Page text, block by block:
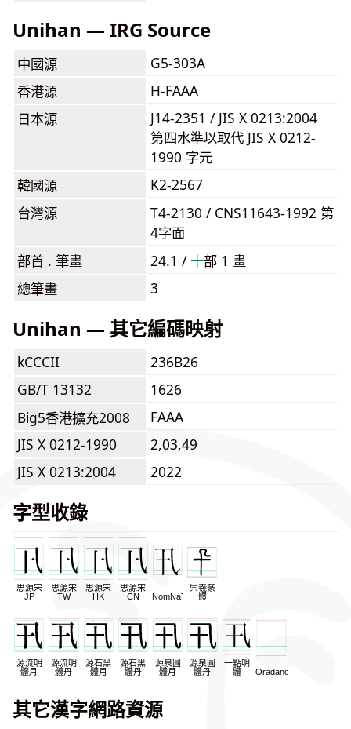
Unihan — IRG Source
中國源
G5-303A
香港源
H-FAAA
日本源
J14-2351 / JIS X 0213:2004
第四水準以取代 JIS X 0212-
1990 字元
韓國源
K2-2567
台灣源
T4-2130 / CNS11643-1992 第
4字面
部首 . 筆畫
24.1 / ⼗部 1 畫
總筆畫
3
Unihan — 其它編碼映射
kCCCII
236B26
GB/T 13132
1626
Big5香港擴充2008
FAAA
JIS X 0212-1990
2,03,49
JIS X 0213:2004
2022
字型收錄
思源宋
JP
思源宋
TW
思源宋
HK
思源宋
CN
NomNaTong
崇羲篆
體
源流明
體月
源流明
體丹
源石黑
體月
源石黑
體丹
源泉圓
體月
源泉圓
體丹
一點明
體
Oradano
其它漢字網路資源